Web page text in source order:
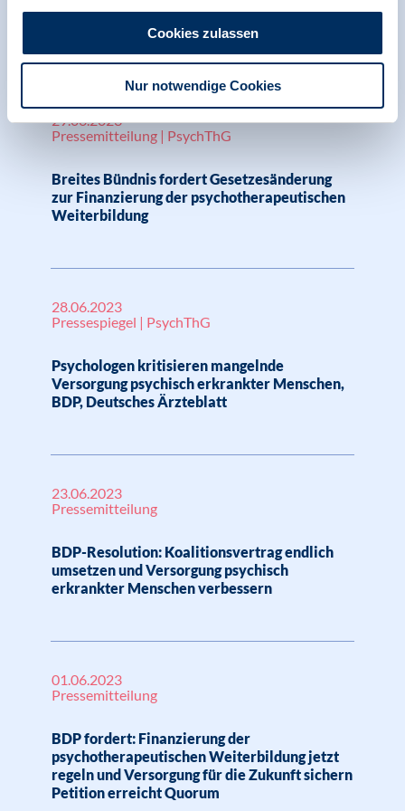
Cookies zulassen
Nur notwendige Cookies
Sicherung der Finanzierung der
Weiterbildung auf
29.06.2023
Pressemitteilung | PsychThG
Breites Bündnis fordert Gesetzesänderung
zur Finanzierung der psychotherapeutischen
Weiterbildung
28.06.2023
Pressespiegel | PsychThG
Psychologen kritisieren mangelnde
Versorgung psychisch erkrankter Menschen,
BDP, Deutsches Ärzteblatt
23.06.2023
Pressemitteilung
BDP-Resolution: Koalitionsvertrag endlich
umsetzen und Versorgung psychisch
erkrankter Menschen verbessern
01.06.2023
Pressemitteilung
BDP fordert: Finanzierung der
psychotherapeutischen Weiterbildung jetzt
regeln und Versorgung für die Zukunft sichern
Petition erreicht Quorum